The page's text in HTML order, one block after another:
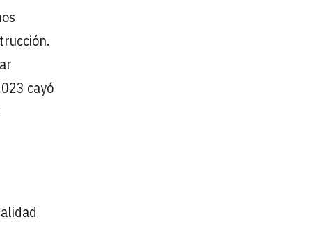
cayó